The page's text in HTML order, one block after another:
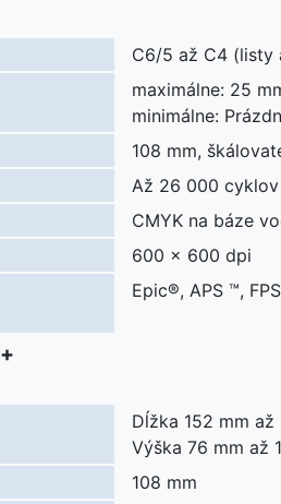
C6/5 až C4 (listy
maximálne: 25
minimálne:
108 mm,
Až 26 000
CMYK na báze
600 x 600 dpi
Epic®, APS ™,
Dĺžka 152 mm až
Výška 76 mm až
108 mm